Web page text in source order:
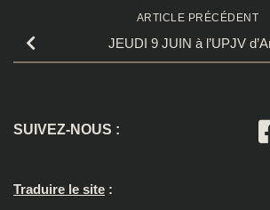
ARTICLE PRÉCÉDENT
JEUDI 9 JUIN à l’UPJV
SUIVEZ-NOUS :
Traduire le site :